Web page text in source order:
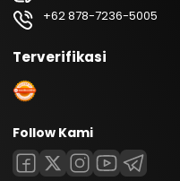
+62 878-7236-5005
Terverifikasi
Follow Kami